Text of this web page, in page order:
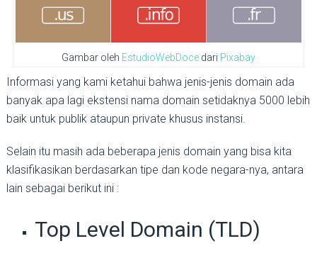
Gambar oleh EstudioWebDocedari Pixabay
Informasi yang kami ketahui bahwa jenis-jenis domain ada
banyak apa lagi ekstensi nama domain setidaknya 5000 lebih
baik untuk publik ataupun private khusus instansi.
Selain itu masih ada beberapa jenis domain yang bisa kita
klasifikasikan berdasarkan tipe dan kode negara-nya, antara
lain sebagai berikut ini :
Top Level Domain (TLD)